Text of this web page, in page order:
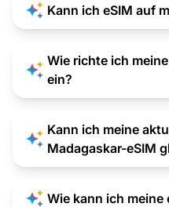
Kann ich eSIM auf
Wie richte ich
ein?
Kann ich meine
Madagaskar-eSIM
Wie kann ich meine